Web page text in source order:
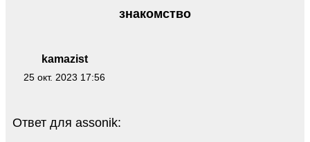
kamazist
25 окт. 2023 17:56
знакомство
Ответ для assonik: